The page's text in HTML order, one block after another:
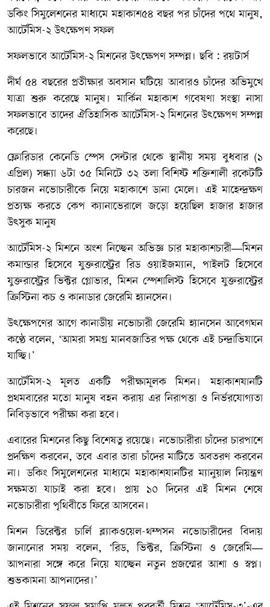
ডকিং সিমুলেশনের মাধ্যমে মহাকাশ৫৪ বছর পর চাঁদের পথে মানুষ,
আর্টেমিস-২ উৎক্ষেপণ সফল
সফলভাবে আর্টেমিস-২ মিশনের উৎক্ষেপণ সম্পন্ন। ছবি : রয়টার্স
দীর্ঘ ৫৪ বছরের প্রতীক্ষার অবসান ঘটিয়ে আবারও চাঁদের অভিমুখে
যাত্রা শুরু করেছে মানুষ। মার্কিন মহাকাশ গবেষণা সংস্থা নাসা
সফলভাবে তাদের ঐতিহাসিক আর্টেমিস-২ মিশনের উৎক্ষেপণ সম্পন্ন
করেছে।
ফ্লোরিডার কেনেডি স্পেস সেন্টার থেকে স্থানীয় সময় বুধবার (১
এপ্রিল) সন্ধ্যা ৬টা ৩৫ মিনিটে ৩২ তলা বিশিষ্ট শক্তিশালী রকেটটি
চারজন নভোচারীকে নিয়ে মহাকাশে ডানা মেলে। এই মাহেন্দ্রক্ষণ
প্রত্যক্ষ করতে কেপ ক্যানাভেরালে জড়ো হয়েছিল হাজার হাজার
উৎসুক মানুষ
আর্টেমিস-২ মিশনে অংশ নিচ্ছেন অভিজ্ঞ চার মহাকাশচারী—মিশন
কমান্ডার হিসেবে যুক্তরাষ্ট্রের রিড ওয়াইজম্যান, পাইলট হিসেবে
যুক্তরাষ্ট্রের ভিক্টর গ্লোভার, মিশন স্পেশালিস্ট হিসেবে যুক্তরাষ্ট্রের
ক্রিস্টিনা কচ ও কানাডার জেরেমি হ্যানসেন।
উৎক্ষেপণের আগে কানাডীয় নভোচারী জেরেমি হ্যানসেন আবেগঘন
কণ্ঠে বলেন, ‘আমরা সমগ্র মানবজাতির পক্ষ থেকে এই চন্দ্রাভিযানে
যাচ্ছি।’
আর্টেমিস-২ মূলত একটি পরীক্ষামূলক মিশন। মহাকাশযানটি
প্রথমবারের মতো মানুষ বহন করায় এর নিরাপত্তা ও নির্ভরযোগ্যতা
নিবিড়ভাবে পরীক্ষা করা হবে।
এবারের মিশনের কিছু বিশেষত্ব রয়েছে। নভোচারীরা চাঁদের চারপাশে
প্রদক্ষিণ করবেন, তবে এবার তারা চাঁদের মাটিতে অবতরণ করবেন
না। ডকিং সিমুলেশনের মাধ্যমে মহাকাশযানটির ম্যানুয়াল নিয়ন্ত্রণ
সক্ষমতা যাচাই করা হবে। প্রায় ১০ দিনের এই মিশন শেষে
নভোচারীরা পৃথিবীতে ফিরে আসবেন।
মিশন ডিরেক্টর চার্লি ব্ল্যাকওয়েল-থম্পসন নভোচারীদের বিদায়
জানানোর সময় বলেন, ‘রিড, ভিক্টর, ক্রিস্টিনা ও জেরেমি—
আপনারা সঙ্গে করে নিয়ে যাচ্ছেন নতুন প্রজন্মের আশা ও স্বপ্ন।
শুভকামনা আপনাদের।’